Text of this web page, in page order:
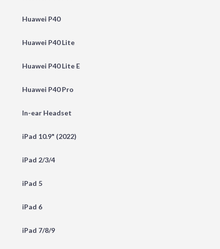
Huawei P40
Huawei P40 Lite
Huawei P40 Lite E
Huawei P40 Pro
In-ear Headset
iPad 10.9" (2022)
iPad 2/3/4
iPad 5
iPad 6
iPad 7/8/9